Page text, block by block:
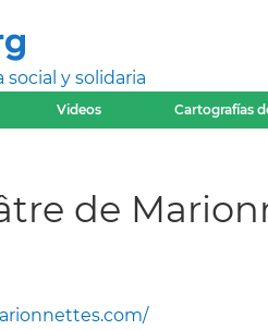
y solidaria
Videos Cartografías
de